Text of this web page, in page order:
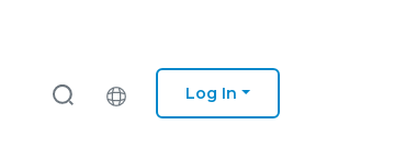
Log In